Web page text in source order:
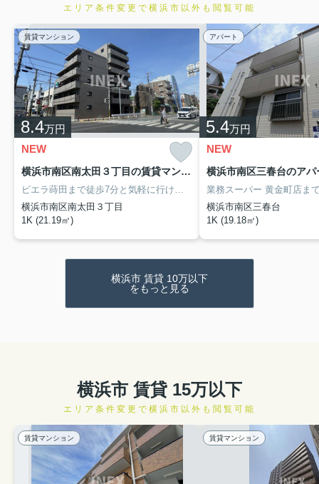
エリア条件変更で横浜市以外も閲覧可能
賃貸マンション
8.4万円
NEW
横浜市南区南太田３丁目の賃貸マンション
横浜市南区南太田３丁目
1K (21.19㎡)
アパート
5.4万円
NEW
横浜市南区三春台のアパ
横浜市南区三春台
1K (19.18㎡)
横浜市 賃貸 10万以下
をもっと見る
横浜市 賃貸 15万以下
エリア条件変更で横浜市以外も閲覧可能
賃貸マンション 賃貸マンション